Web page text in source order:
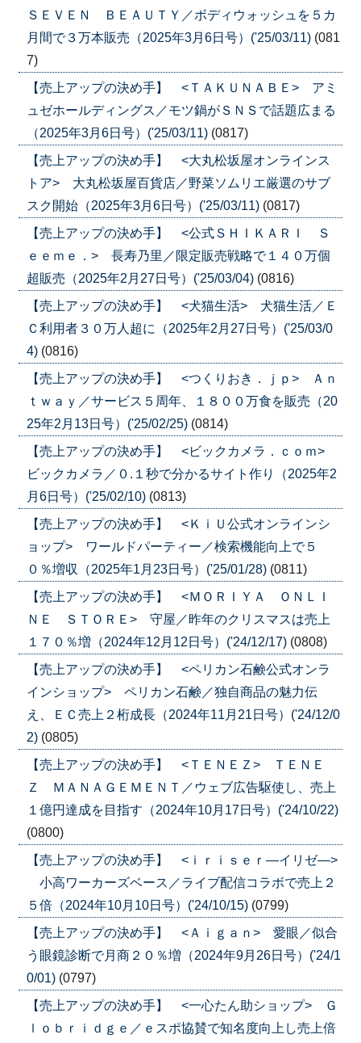
ＳＥＶＥＮ ＢＥＡＵＴＹ／ボディウォッシュを５カ
月間で３万本販売（2025年3月6日号）('25/03/11) (081
7)
【売上アップの決め手】 <ＴＡＫＵＮＡＢＥ> アミ
ュゼホールディングス／モツ鍋がＳＮＳで話題広まる
（2025年3月6日号）('25/03/11) (0817)
【売上アップの決め手】 <大丸松坂屋オンラインス
トア> 大丸松坂屋百貨店／野菜ソムリエ厳選のサブ
スク開始（2025年3月6日号）('25/03/11) (0817)
【売上アップの決め手】 <公式ＳＨＩＫＡＲＩ Ｓ
ｅｅｍｅ．> 長寿乃里／限定販売戦略で１４０万個
超販売（2025年2月27日号）('25/03/04) (0816)
【売上アップの決め手】 <犬猫生活> 犬猫生活／Ｅ
Ｃ利用者３０万人超に（2025年2月27日号）('25/03/0
4) (0816)
【売上アップの決め手】 <つくりおき．ｊｐ> Ａｎ
ｔｗａｙ／サービス５周年、１８００万食を販売（20
25年2月13日号）('25/02/25) (0814)
【売上アップの決め手】 <ビックカメラ．ｃｏｍ>
ビックカメラ／０.１秒で分かるサイト作り（2025年2
月6日号）('25/02/10) (0813)
【売上アップの決め手】 <ＫｉＵ公式オンラインシ
ョップ> ワールドパーティー／検索機能向上で５
０％増収（2025年1月23日号）('25/01/28) (0811)
【売上アップの決め手】 <ＭＯＲＩＹＡ ＯＮＬＩ
ＮＥ ＳＴＯＲＥ> 守屋／昨年のクリスマスは売上
１７０％増（2024年12月12日号）('24/12/17) (0808)
【売上アップの決め手】 <ペリカン石鹸公式オンラ
インショップ> ペリカン石鹸／独自商品の魅力伝
え、ＥＣ売上２桁成長（2024年11月21日号）('24/12/0
2) (0805)
【売上アップの決め手】 <ＴＥＮＥＺ> ＴＥＮＥ
Ｚ ＭＡＮＡＧＥＭＥＮＴ／ウェブ広告駆使し、売上
１億円達成を目指す（2024年10月17日号）('24/10/22)
(0800)
【売上アップの決め手】 <ｉｒｉｓｅｒ―イリゼ―>
小高ワーカーズベース／ライブ配信コラボで売上２
５倍（2024年10月10日号）('24/10/15) (0799)
【売上アップの決め手】 <Ａｉｇａｎ> 愛眼／似合
う眼鏡診断で月商２０％増（2024年9月26日号）('24/1
0/01) (0797)
【売上アップの決め手】 <一心たん助ショップ> Ｇ
ｌｏｂｒｉｄｇｅ／ｅスポ協賛で知名度向上し売上倍